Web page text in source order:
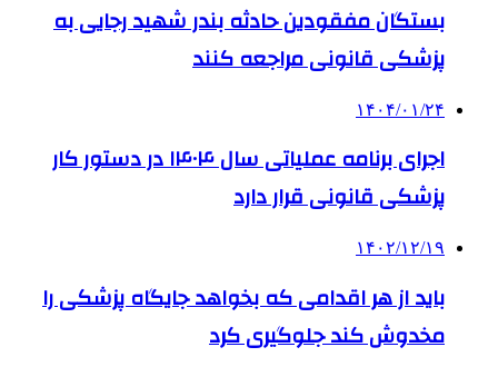
بستگان مفقودین حادثه بندر شهید رجایی به
پزشکی قانونی مراجعه کنند
۱۴۰۴/۰۱/۲۴
اجرای برنامه عملیاتی سال ۱۴۰۴ در دستور کار
پزشکی قانونی قرار دارد
۱۴۰۲/۱۲/۱۹
باید از هر اقدامی که بخواهد جایگاه پزشکی را
مخدوش کند جلوگیری کرد